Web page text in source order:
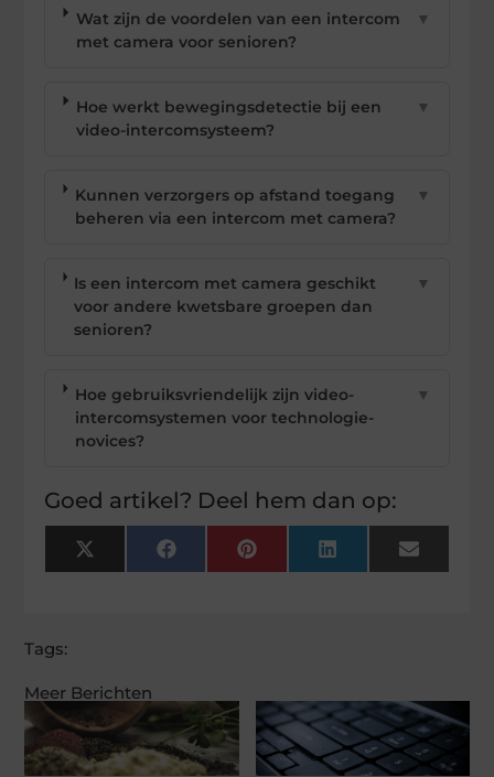
Meer Berichten
Wat zijn de voordelen van een intercom
met camera voor senioren?
▼
Hoe werkt bewegingsdetectie bij een
video-intercomsysteem?
▼
Kunnen verzorgers op afstand toegang
beheren via een intercom met camera?
▼
Is een intercom met camera geschikt
voor andere kwetsbare groepen dan
senioren?
▼
Hoe gebruiksvriendelijk zijn video-
intercomsystemen voor technologie-
novices?
▼
Goed artikel? Deel hem dan op:
X
(Twitter)
FacebookPinterest LinkedIn Email
Tags: